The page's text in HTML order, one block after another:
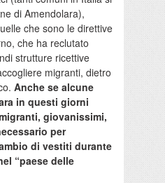
di Amendolara),
che sono le direttive
che ha reclutato
strutture ricettive
migranti, dietro
Anche se alcune
in questi giorni
giovanissimi,
per
di vestiti durante
“paese delle